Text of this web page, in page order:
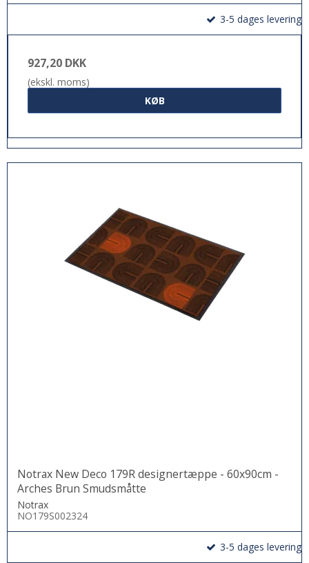
3-5 dages levering
927,20 DKK
(ekskl. moms)
KØB
Notrax New Deco 179R designertæppe - 60x90cm -
Arches Brun Smudsmåtte
Notrax
NO179S002324
3-5 dages levering